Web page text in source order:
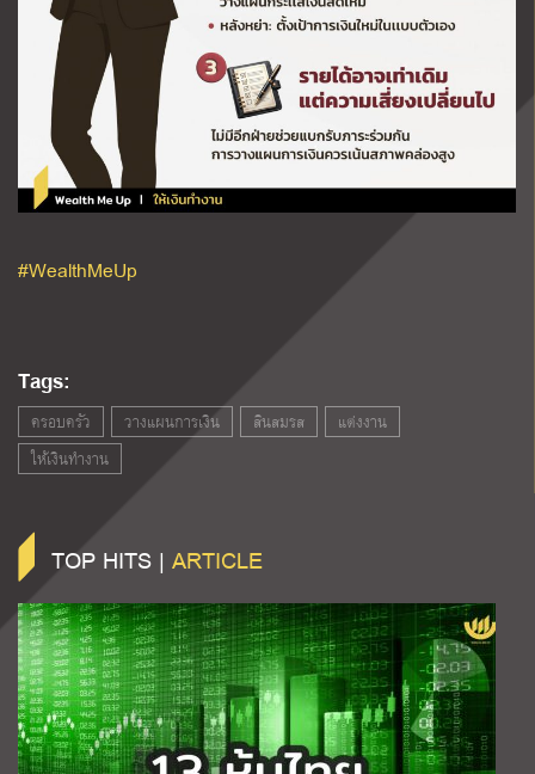
#WealthMeUp
Tags:
ครอบครัว วางแผนการเงิน สินสมรส
แต่งงาน
ให้เงินทำงาน
TOP HITS | ARTICLE